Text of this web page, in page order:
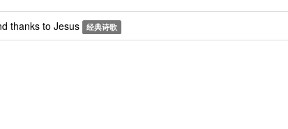
thanks to Jesus 经典诗歌